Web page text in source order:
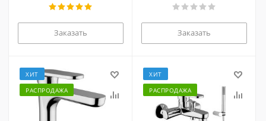
Заказать Заказать
ХИТ
РАСПРОДАЖА
ХИТ
РАСПРОДАЖА